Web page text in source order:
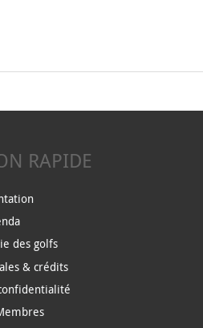
RAPIDE
des golfs
& crédits